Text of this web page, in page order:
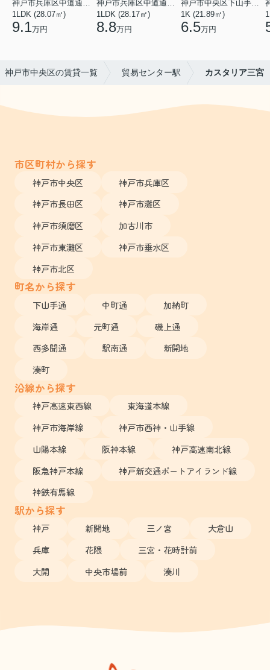
1LDK (28.07㎡)
9.1万円
1LDK (28.17㎡)
8.8万円
1K (21.89㎡)
6.5万円
神戸市中央区の賃貸一覧 貿易センター駅 カスタリア三宮
市区町村から探す
神戸市中央区
神戸市兵庫区
神戸市長田区
神戸市灘区
神戸市須磨区
加古川市
神戸市東灘区
神戸市垂水区
神戸市北区
町名から探す
下山手通 中町通
加納町
海岸通
元町通
磯上通
西多聞通
駅南通
新開地
湊町
沿線から探す
神戸高速東西線
東海道本線
神戸市海岸線
神戸市西神・山手線
山陽本線
阪神本線
神戸高速南北線
阪急神戸本線
神戸新交通ポートアイランド線
神鉄有馬線
駅から探す
神戸 新開地 三ノ宮
大倉山
兵庫
花隈
三宮・花時計前
大開
中央市場前 湊川